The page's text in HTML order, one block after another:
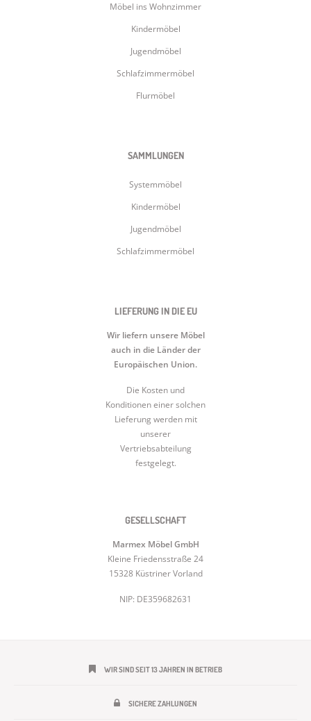
Möbel ins Wohnzimmer
Kindermöbel
Jugendmöbel
Schlafzimmermöbel
Flurmöbel
SAMMLUNGEN
Systemmöbel
Kindermöbel
Jugendmöbel
Schlafzimmermöbel
LIEFERUNG IN DIE EU
Wir liefern unsere Möbel
auch in die Länder der
Europäischen Union.
Die Kosten und
Konditionen einer solchen
Lieferung werden mit
unserer
Vertriebsabteilung
festgelegt.
GESELLSCHAFT
Marmex Möbel GmbH
Kleine Friedensstraße 24
15328 Küstriner Vorland
NIP: DE359682631
WIR SIND SEIT 13 JAHREN IN BETRIEB
SICHERE ZAHLUNGEN